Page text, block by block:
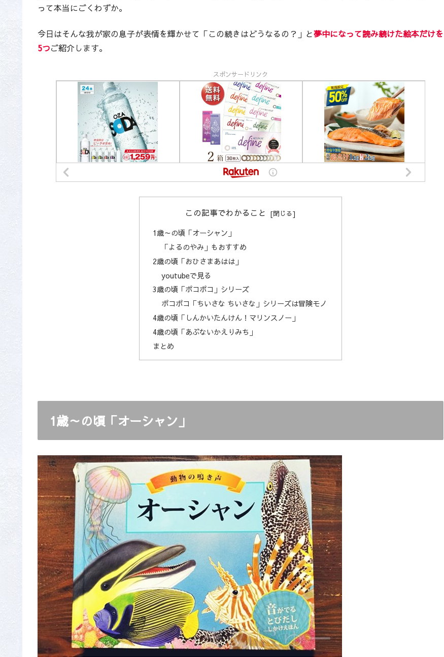
って本当にごくわずか。
今日はそんな我が家の息子が表情を輝かせて「この続きはどうなるの？」と夢中になって読み続けた絵本だけを
5つご紹介します。
スポンサードリンク
この記事でわかること
1歳～の頃「オーシャン」
「よるのやみ」もおすすめ
2歳の頃「おひさまあはは」
youtubeで見る
3歳の頃「ポコポコ」シリーズ
ポコポコ「ちいさな ちいさな」シリーズは冒険モノ
4歳の頃「しんかいたんけん！マリンスノー」
4歳の頃「あぶないかえりみち」
まとめ
1歳～の頃「オーシャン」